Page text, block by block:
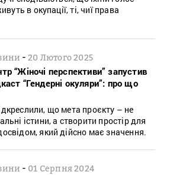
в окупації, ті, чиї права
-20 Лютого 2025
“Жіночі перспективи” запустив
“Гендерні окуляри”: про що
що мета проєкту – не
істини, а створити простір для
який дійсно має значення.
- 01 Серпня 2024